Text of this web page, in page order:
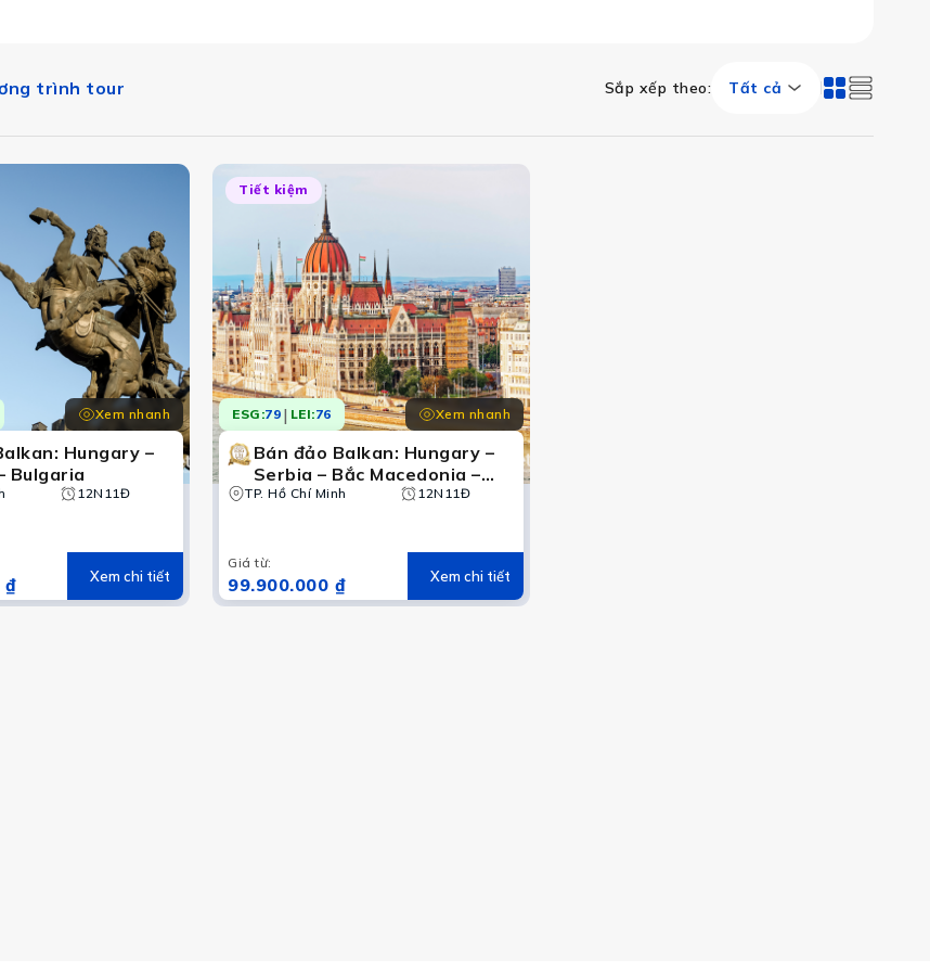
Du lịch NNSGN827
trình tour Sắp xếp theo: Tất cả
Xem nhanh
Hungary –
Bulgaria
12N11Đ
₫ Xem chi tiết
Tiết kiệm
ESG:79 | LEI:76 Xem nhanh
Bán đảo Balkan: Hungary –
Serbia – Bắc Macedonia –
Albania – Montenegro –
TP. Hồ Chí Minh 12N11Đ
Giá từ:
99.900.000 ₫ Xem chi tiết